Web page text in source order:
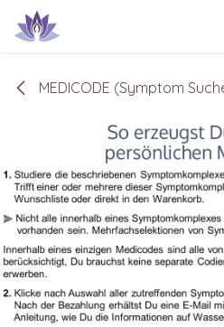
Zum Inhalt springen
MEDICODE (Symptom